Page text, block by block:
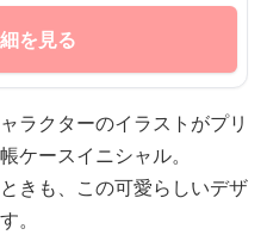
を見る
ラクターのイラストがプリ
ケースイニシャル。
きも、この可愛らしいデザ
。